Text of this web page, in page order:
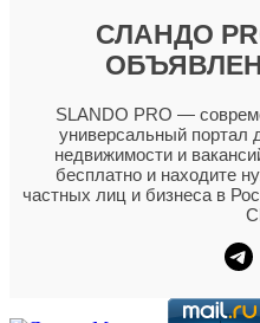
СЛАНДО
SLANDO PRO —
универсальный портал
недвижимости и
бесплатно и находите
частных лиц и бизнеса в